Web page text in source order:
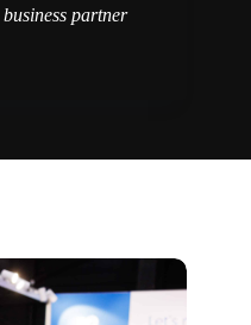
partner